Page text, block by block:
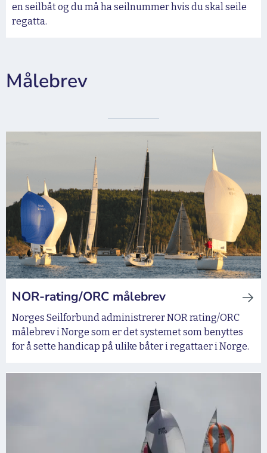
en seilbåt og du må ha seilnummer hvis du skal seile
regatta.
Målebrev
NOR-rating/ORC målebrev
Norges Seilforbund administrerer NOR rating/ORC
målebrev i Norge som er det systemet som benyttes
for å sette handicap på ulike båter i regattaer i Norge.